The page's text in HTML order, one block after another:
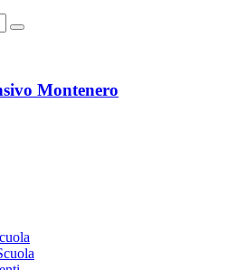
Montenero